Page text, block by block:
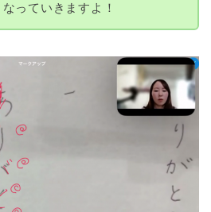
っていきますよ！